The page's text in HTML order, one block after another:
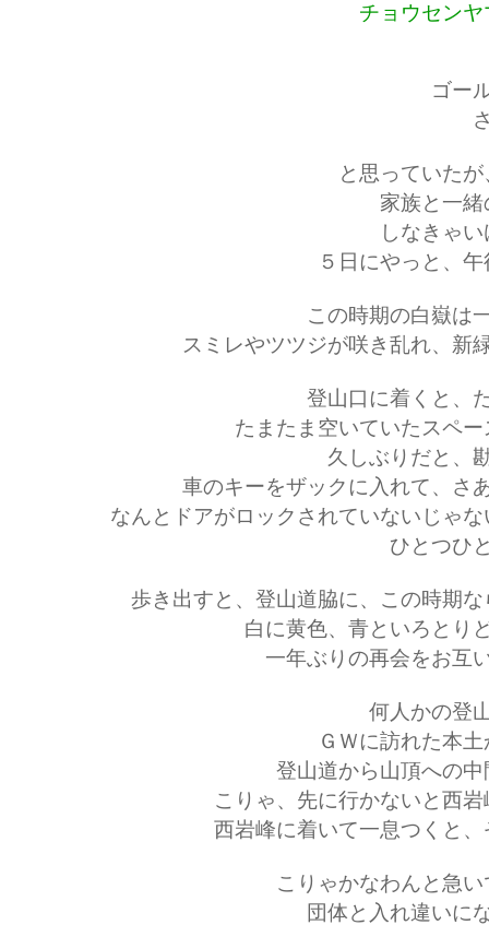
チョウセン
ゴー
と思っていた
家族と一
しなきゃ
５日にやっと、
この時期の白嶽は
スミレやツツジが咲き乱れ、新
登山口に着くと、
たまたま空いていたスペ
久しぶりだと、
車のキーをザックに入れて、さ
なんとドアがロックされていないじゃ
ひとつひ
歩き出すと、登山道脇に、この時期
白に黄色、青といろとり
一年ぶりの再会をお互
何人かの登
ＧＷに訪れた本
登山道から山頂への
こりゃ、先に行かないと西
西岩峰に着いて一息つくと
こりゃかなわんと急
団体と入れ違いに